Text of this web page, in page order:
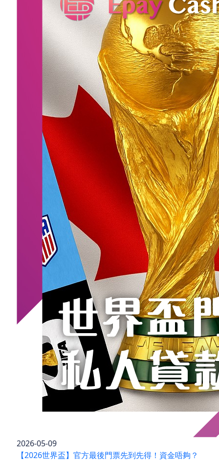
2026-05-09
【2026世界盃】官方最後門票先到先得！資金唔夠？